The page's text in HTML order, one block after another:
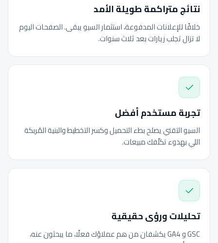
نتائج متراكمة طويلة الأمد
خلافًا للإعلانات المدفوعة، استثمار السيو يبقى. الصفحات اليوم
لا تزال تجلب زيارات بعد ثلاث سنوات.
تجربة مستخدم أفضل
السيو التقني يصلح بطء التحميل وكسر التخطيط والبنية المُربكة
اللي بهدوء تكلّفك مبيعات.
تحليلات ورؤى حقيقية
GSC و GA4 يكشفان من هم عملاؤك فعلًا، ما يبحثون عنه،